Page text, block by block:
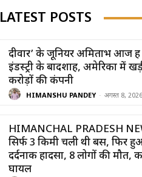
LATEST POSTS
दीवार’ के जूनियर अमिताभ आज
इंडस्ट्री के बादशाह, अमेरिका में
करोड़ों की कंपनी
HIMANSHU PANDEY - अगस्त 8, 2026
HIMANCHAL PRADESH
सिर्फ 3 किमी चली थी बस, फिर
दर्दनाक हादसा, 8 लोगों की मौत,
घायल